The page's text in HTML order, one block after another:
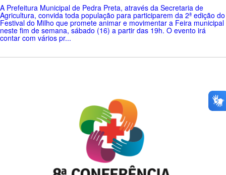
A Prefeitura Municipal de Pedra Preta, através da Secretaria de
Agricultura, convida toda população para participarem da 2ª edição do
Festival do Milho que promete animar e movimentar a Feira municipal
neste fim de semana, sábado (16) a partir das 19h. O evento irá
contar com vários pr...